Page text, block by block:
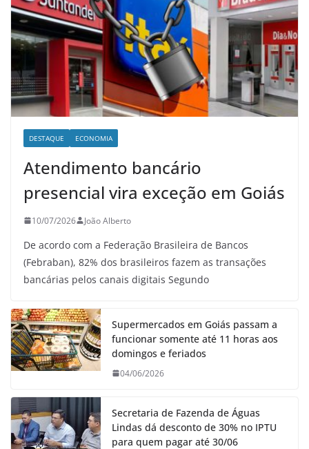
DESTAQUE ECONOMIA
Atendimento bancário
presencial vira exceção em Goiás
10/07/2026 João Alberto
De acordo com a Federação Brasileira de Bancos
(Febraban), 82% dos brasileiros fazem as transações
bancárias pelos canais digitais Segundo
Supermercados em Goiás passam a
funcionar somente até 11 horas aos
domingos e feriados
04/06/2026
Secretaria de Fazenda de Águas
Lindas dá desconto de 30% no IPTU
para quem pagar até 30/06